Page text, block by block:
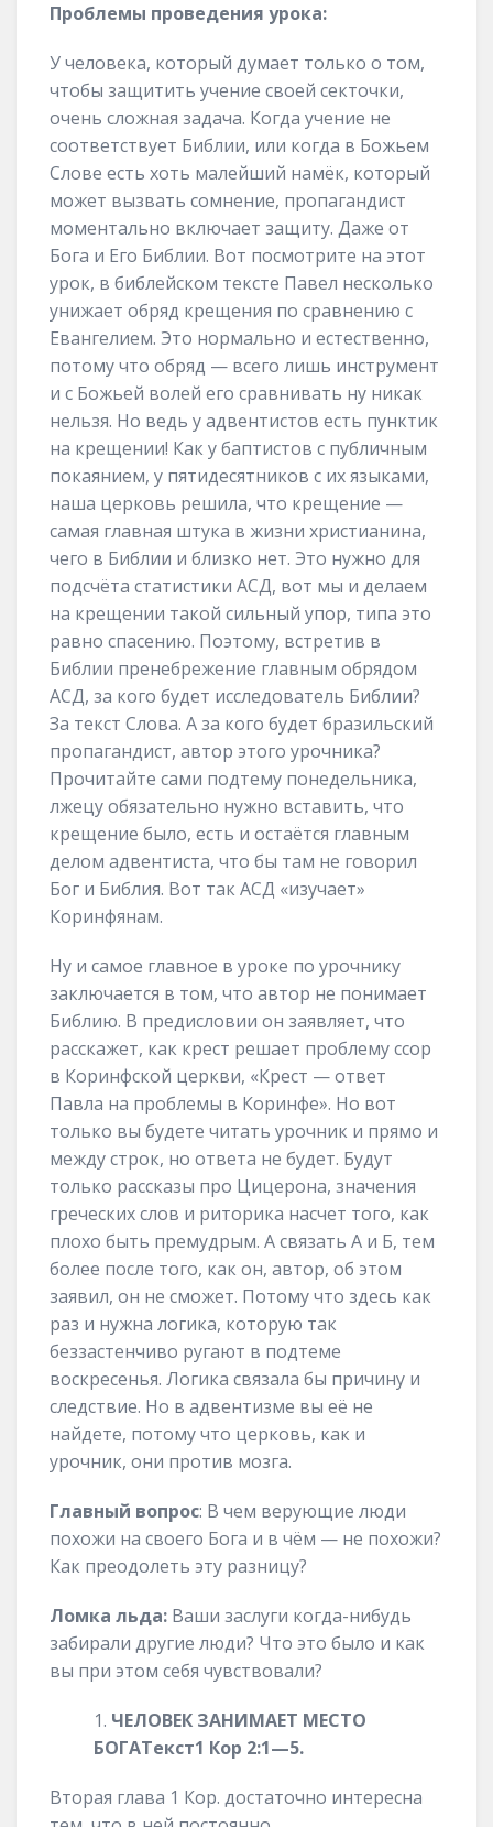
Проблемы проведения урока:
У человека, который думает только о том,
чтобы защитить учение своей секточки,
очень сложная задача. Когда учение не
соответствует Библии, или когда в Божьем
Слове есть хоть малейший намёк, который
может вызвать сомнение, пропагандист
моментально включает защиту. Даже от
Бога и Его Библии. Вот посмотрите на этот
урок, в библейском тексте Павел несколько
унижает обряд крещения по сравнению с
Евангелием. Это нормально и естественно,
потому что обряд — всего лишь инструмент
и с Божьей волей его сравнивать ну никак
нельзя. Но ведь у адвентистов есть пунктик
на крещении! Как у баптистов с публичным
покаянием, у пятидесятников с их языками,
наша церковь решила, что крещение —
самая главная штука в жизни христианина,
чего в Библии и близко нет. Это нужно для
подсчёта статистики АСД, вот мы и делаем
на крещении такой сильный упор, типа это
равно спасению. Поэтому, встретив в
Библии пренебрежение главным обрядом
АСД, за кого будет исследователь Библии?
За текст Слова. А за кого будет бразильский
пропагандист, автор этого урочника?
Прочитайте сами подтему понедельника,
лжецу обязательно нужно вставить, что
крещение было, есть и остаётся главным
делом адвентиста, что бы там не говорил
Бог и Библия. Вот так АСД «изучает»
Коринфянам.
Ну и самое главное в уроке по урочнику
заключается в том, что автор не понимает
Библию. В предисловии он заявляет, что
расскажет, как крест решает проблему ссор
в Коринфской церкви, «Крест — ответ
Павла на проблемы в Коринфе». Но вот
только вы будете читать урочник и прямо и
между строк, но ответа не будет. Будут
только рассказы про Цицерона, значения
греческих слов и риторика насчет того, как
плохо быть премудрым. А связать А и Б, тем
более после того, как он, автор, об этом
заявил, он не сможет. Потому что здесь как
раз и нужна логика, которую так
беззастенчиво ругают в подтеме
воскресенья. Логика связала бы причину и
следствие. Но в адвентизме вы её не
найдете, потому что церковь, как и
урочник, они против мозга.
Главный вопрос: В чем верующие люди
похожи на своего Бога и в чём — не похожи?
Как преодолеть эту разницу?
Ломка льда: Ваши заслуги когда-нибудь
забирали другие люди? Что это было и как
вы при этом себя чувствовали?
ЧЕЛОВЕК ЗАНИМАЕТ МЕСТО
БОГАТекст1 Кор 2:1—5.
Вторая глава 1 Кор. достаточно интересна